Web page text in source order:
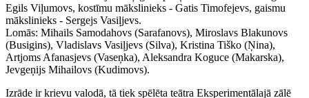
Egils Viļumovs, kostīmu mākslinieks - Gatis Timofejevs, gaismu
mākslinieks - Sergejs Vasiļjevs.
Lomās: Mihails Samodahovs (Sarafanovs), Miroslavs Blakunovs
(Busigins), Vladislavs Vasiļjevs (Silva), Kristina Tiško (Ņina),
Artjoms Afanasjevs (Vaseņka), Aleksandra Koguce (Makarska),
Jevgeņijs Mihailovs (Kudimovs).
Izrāde ir krievu valodā, tā tiek spēlēta teātra Eksperimentālajā zālē